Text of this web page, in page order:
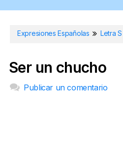
Expresiones Españolas Letra S
Ser un chucho
Publicar un comentario